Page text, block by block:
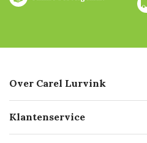
Over Carel Lurvink
Geschiedenis
Klantenservice